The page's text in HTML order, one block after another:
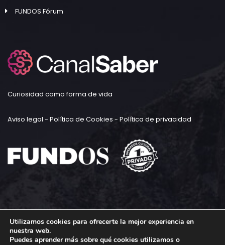
FUNDOS Fórum
Curiosidad como forma de vida
Aviso legal - Política de Cookies - Política de privacidad
Utilizamos cookies para ofrecerte la mejor experiencia en
nuestra web.
Puedes aprender más sobre qué cookies utilizamos o